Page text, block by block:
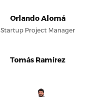
Orlando Alomá
Startup Project Manager
Tomás Ramírez